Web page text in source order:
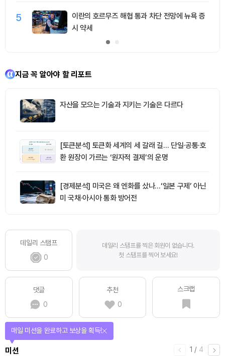
5
이란의 호르무즈 해협 통과 차단 전망에 뉴욕 증
시 약세
지금 꼭 알아야 할 리포트
자산을 모으는 기술과 지키는 기술은 다르다
[토큰분석] 토큰화 세계의 세 갈래 길… 단일·공통·호
환 원장이 가르는 ‘원자적 결제’의 운명
[경제분석] 미국은 왜 엔화를 샀나…‘일본 구제’ 아닌
미 국채·아시아 통화 방어전
데일리 스탬프
0
데일리 스탬프를 찍은 회원이 없습니다.
첫 스탬프를 찍어 보세요!
댓글
0
추천
0
스크랩
1 / 4
미션
매일 미션을 완료하고 보상을 획득!